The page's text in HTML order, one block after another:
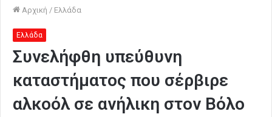
Αρχική / Ελλάδα
Ελλάδα
Συνελήφθη υπεύθυνη
καταστήματος που σέρβιρε
αλκοόλ σε ανήλικη στον Βόλο